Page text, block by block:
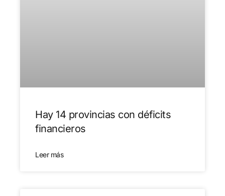
Hay 14 provincias con déficits
financieros
Leer más